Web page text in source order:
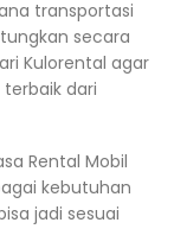
transportasi
secara
Kulorental agar
dari
Rental Mobil
kebutuhan
jadi sesuai